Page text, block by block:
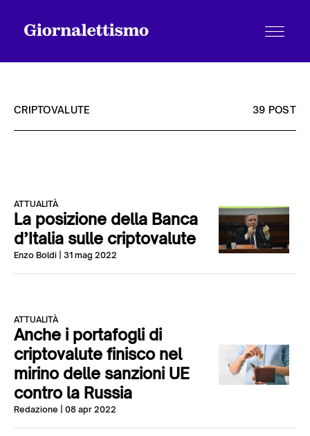
Chi siamo
Contatti
CRIPTOVALUTE 39 POST
ATTUALITÀ
La posizione della Banca
d’Italia sulle criptovalute
Enzo Boldi | 31 mag 2022
ATTUALITÀ
Anche i portafogli di
criptovalute finisco nel
mirino delle sanzioni UE
contro la Russia
Redazione | 08 apr 2022